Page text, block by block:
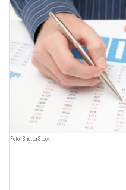
Foto: ShutterStock